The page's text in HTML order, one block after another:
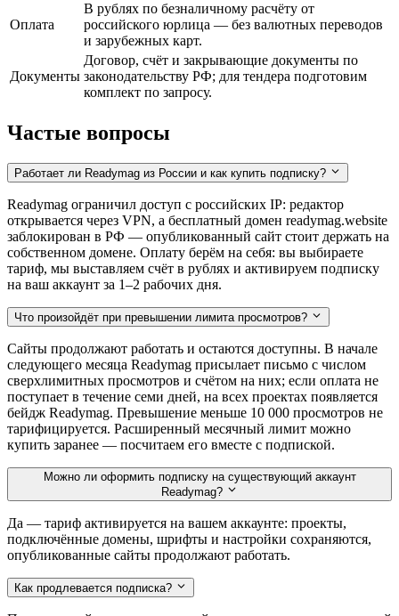
Оплата
В рублях по безналичному расчёту от
российского юрлица — без валютных переводов
и зарубежных карт.
Документы
Договор, счёт и закрывающие документы по
законодательству РФ; для тендера подготовим
комплект по запросу.
Частые вопросы
Работает ли Readymag из России и как купить подписку?
Readymag ограничил доступ с российских IP: редактор
открывается через VPN, а бесплатный домен readymag.website
заблокирован в РФ — опубликованный сайт стоит держать на
собственном домене. Оплату берём на себя: вы выбираете
тариф, мы выставляем счёт в рублях и активируем подписку
на ваш аккаунт за 1–2 рабочих дня.
Что произойдёт при превышении лимита просмотров?
Сайты продолжают работать и остаются доступны. В начале
следующего месяца Readymag присылает письмо с числом
сверхлимитных просмотров и счётом на них; если оплата не
поступает в течение семи дней, на всех проектах появляется
бейдж Readymag. Превышение меньше 10 000 просмотров не
тарифицируется. Расширенный месячный лимит можно
купить заранее — посчитаем его вместе с подпиской.
Можно ли оформить подписку на существующий аккаунт
Readymag?
Да — тариф активируется на вашем аккаунте: проекты,
подключённые домены, шрифты и настройки сохраняются,
опубликованные сайты продолжают работать.
Как продлевается подписка?